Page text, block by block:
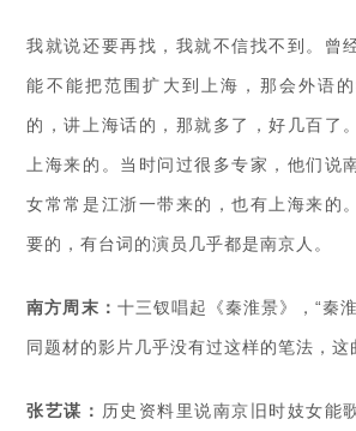
我就说还要再找，我就不信找不到。曾
能不能把范围扩大到上海，那会外语
的，讲上海话的，那就多了，好几百了
上海来的。当时问过很多专家，他们说
女常常是江浙一带来的，也有上海来的
要的，有台词的演员几乎都是南京人。
南方周末： 十三钗唱起《秦淮景》，“秦
同题材的影片几乎没有过这样的笔法，这
张艺谋： 历史资料里说南京旧时妓女能